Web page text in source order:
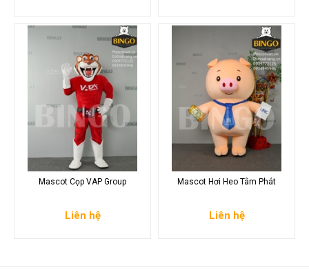
Mascot Cọp VAP Group
Liên hệ
Mascot Hơi Heo Tâm Phát
Liên hệ